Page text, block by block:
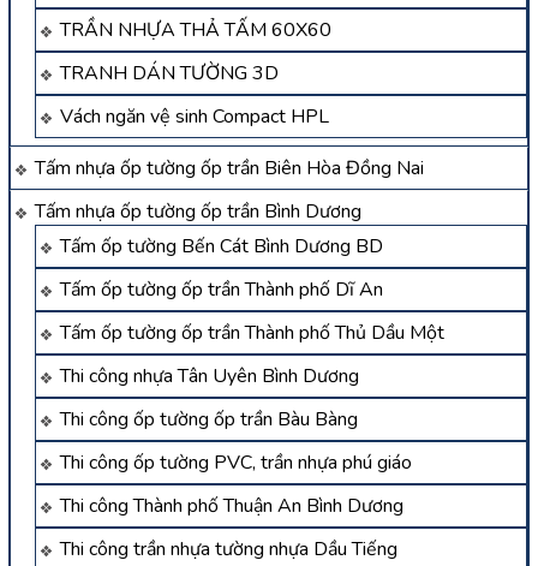
TRẦN NHỰA THẢ TẤM 60X60
TRANH DÁN TƯỜNG 3D
Vách ngăn vệ sinh Compact HPL
Tấm nhựa ốp tường ốp trần Biên Hòa Đồng Nai
Tấm nhựa ốp tường ốp trần Bình Dương
Tấm ốp tường Bến Cát Bình Dương BD
Tấm ốp tường ốp trần Thành phố Dĩ An
Tấm ốp tường ốp trần Thành phố Thủ Dầu Một
Thi công nhựa Tân Uyên Bình Dương
Thi công ốp tường ốp trần Bàu Bàng
Thi công ốp tường PVC, trần nhựa phú giáo
Thi công Thành phố Thuận An Bình Dương
Thi công trần nhựa tường nhựa Dầu Tiếng